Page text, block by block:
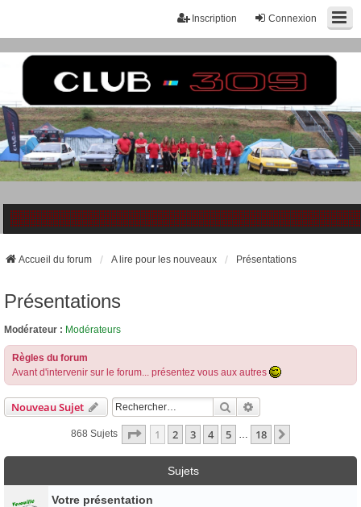
Connexion
Inscription
Accueil du forum A lire pour les nouveaux Présentations
Présentations
Modérateur : Modérateurs
Règles du forum
Avant d'intervenir sur le forum... présentez vous aux autres
Nouveau Sujet Rechercher
868 Sujets Page 1Sur
1 2 3 4 5 … 18
Sujets
Votre présentation